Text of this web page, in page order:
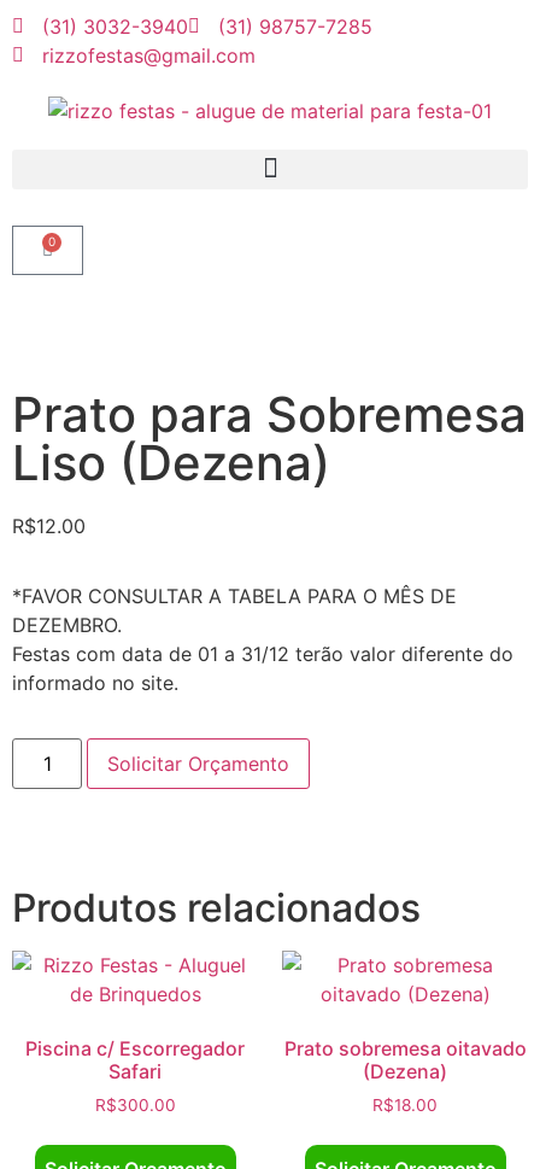
(31) 3032-3940
(31) 98757-7285
rizzofestas@gmail.com
0
Prato para Sobremesa
Liso (Dezena)
R$12.00
*FAVOR CONSULTAR A TABELA PARA O MÊS DE
DEZEMBRO.
Festas com data de 01 a 31/12 terão valor diferente do
informado no site.
Solicitar Orçamento
Produtos relacionados
Piscina c/ Escorregador
Safari
R$300.00
Prato sobremesa oitavado
(Dezena)
R$18.00